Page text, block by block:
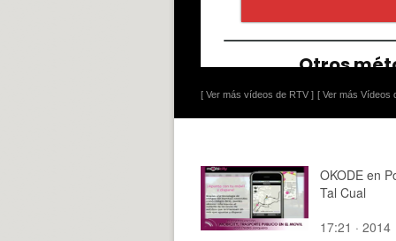
[ Ver más vídeos de RTV ] [ Ver más Vídeos
OKODE en
Tal Cual
17:21 · 2014